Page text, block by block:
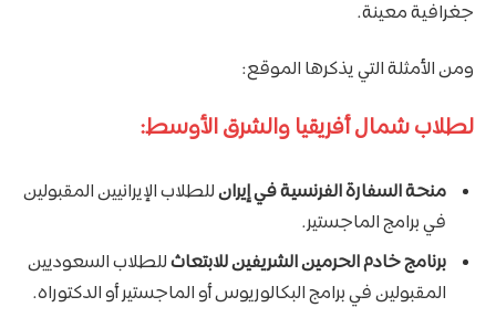
جغرافية معينة.
ومن الأمثلة التي يذكرها الموقع:
لطلاب شمال أفريقيا والشرق الأوسط:
منحة السفارة الفرنسية في إيرانللطلاب الإيرانيين المقبولين
في برامج الماجستير.
برنامج خادم الحرمين الشريفين للابتعاثللطلاب السعوديين
المقبولين في برامج البكالوريوس أو الماجستير أو الدكتوراه.